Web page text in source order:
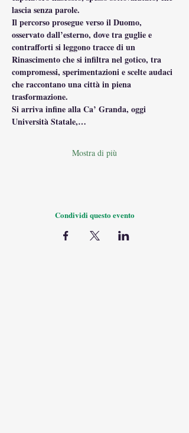
lascia senza parole.
Il percorso prosegue verso il Duomo,
osservato dall’esterno, dove tra guglie e
contrafforti si leggono tracce di un
Rinascimento che si infiltra nel gotico, tra
compromessi, sperimentazioni e scelte audaci
che raccontano una città in piena
trasformazione.
Si arriva infine alla Ca’ Granda, oggi
Università Statale,…
Mostra di più
Condividi questo evento